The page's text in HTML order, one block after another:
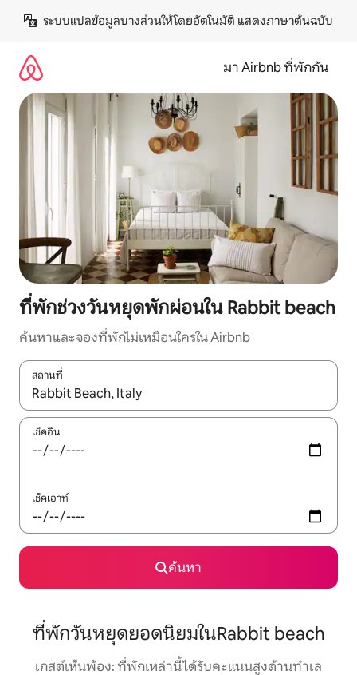
เนื้อหา
ระบบแปลข้อมูลบางส่วนให้โดยอัตโนมัติ แสดงภาษาต้นฉบับ
มา Airbnb ที่พักกัน
ที่พักช่วงวันหยุดพักผ่อนใน Rabbit beach
ค้นหาและจองที่พักไม่เหมือนใครใน Airbnb
สถานที่
ใช้ลูกศรขึ้นลง หรือใช้การสัมผัสหรือปัด เพื่อสำรวจผลการค้นหา
เช็คอิน
เช็คเอาท์
ค้นหา
ที่พักวันหยุดยอดนิยมในRabbit beach
เกสต์เห็นพ้อง: ที่พักเหล่านี้ได้รับคะแนนสูงด้านทำเล